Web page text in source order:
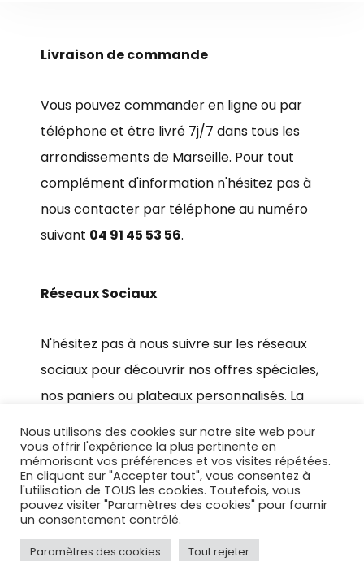
Livraison de commande
Vous pouvez commander en ligne ou par
téléphone et être livré 7j/7 dans tous les
arrondissements de Marseille. Pour tout
complément d'information n'hésitez pas à
nous contacter par téléphone au numéro
suivant 04 91 45 53 56.
Réseaux Sociaux
N'hésitez pas à nous suivre sur les réseaux
sociaux pour découvrir nos offres spéciales,
nos paniers ou plateaux personnalisés. La
disponible ici :Le Marché Epicurien
Nous utilisons des cookies sur notre site web pour
vous offrir l'expérience la plus pertinente en
mémorisant vos préférences et vos visites répétées.
En cliquant sur "Accepter tout", vous consentez à
l'utilisation de TOUS les cookies. Toutefois, vous
pouvez visiter "Paramètres des cookies" pour fournir
un consentement contrôlé.
Paramètres des cookies Tout rejeter